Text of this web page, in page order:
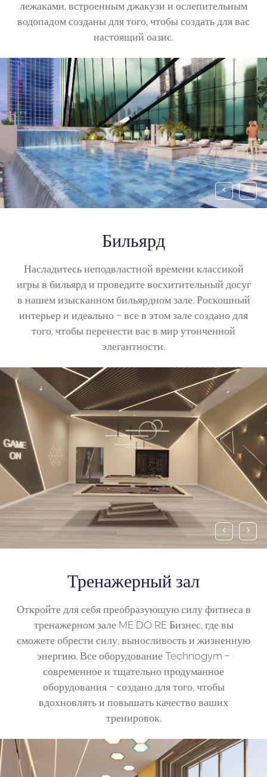
лежаками, встроенным джакузи и ослепительным
водопадом созданы для того, чтобы создать для вас
настоящий оазис.
‹ ›
Бильярд
Насладитесь неподвластной времени классикой
игры в бильярд и проведите восхитительный досуг
в нашем изысканном бильярдном зале. Роскошный
интерьер и идеально - все в этом зале создано для
того, чтобы перенести вас в мир утонченной
элегантности.
‹ ›
Тренажерный зал
Откройте для себя преобразующую силу фитнеса в
тренажерном зале ME DO RE Бизнес, где вы
сможете обрести силу, выносливость и жизненную
энергию. Все оборудование Technogym -
современное и тщательно продуманное
оборудования - создано для того, чтобы
вдохновлять и повышать качество ваших
тренировок.